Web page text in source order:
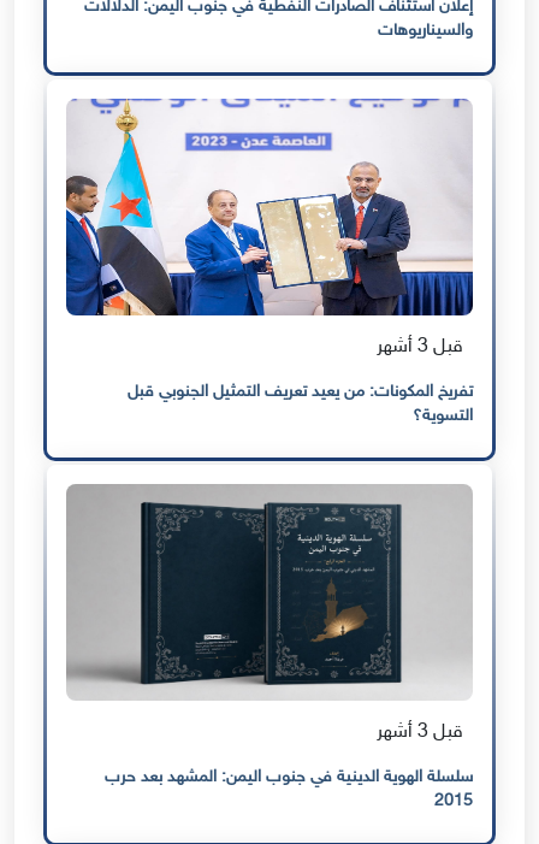
إعلان استئناف الصادرات النفطية في جنوب اليمن: الدلالات
والسيناريوهات
قبل 3 أشهر
تفريخ المكونات: من يعيد تعريف التمثيل الجنوبي قبل
التسوية؟
قبل 3 أشهر
سلسلة الهوية الدينية في جنوب اليمن: المشهد بعد حرب
2015